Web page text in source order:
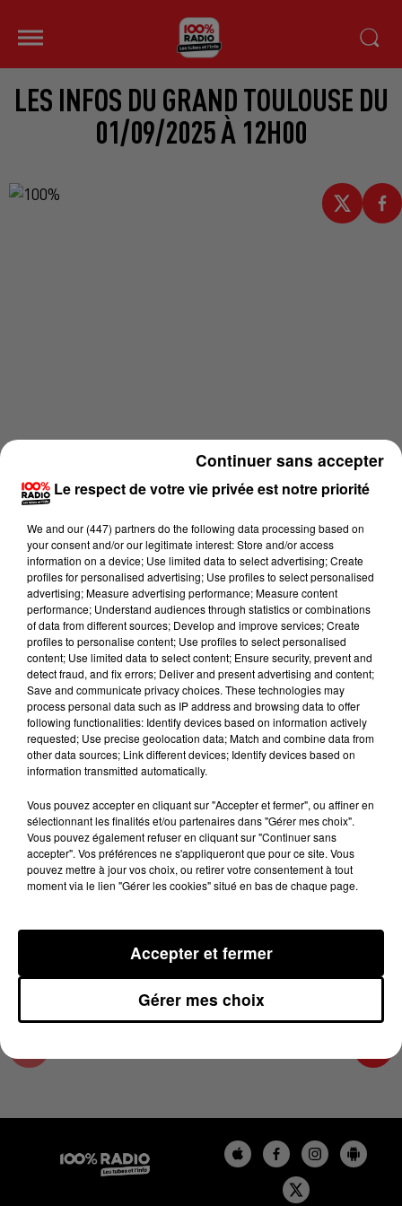
LES INFOS DU GRAND TOULOUSE DU
01/09/2025 À 12H00
Lecture (3 min 15 sec)
100%
100% Radio les infos du grand Toulouse
1er septembre 2025 - 3 min 15 sec
LES INFOS DU GRAND TOULOUSE DU
01/09/2025 À 12H00
Podcasts infos du grand Toulouse
Le respect de votre vie privée est notre priorité
We and our (447) partnersdo the following data processing based on
your consent and/or our legitimate interest: Store and/or access
information on a device; Use limited data to select advertising; Create
profiles for personalised advertising; Use profiles to select personalised
advertising; Measure advertising performance; Measure content
performance; Understand audiences through statistics or combinations
of data from different sources; Develop and improve services; Create
profiles to personalise content; Use profiles to select personalised
content; Use limited data to select content; Ensure security, prevent and
detect fraud, and fix errors; Deliver and present advertising and content;
Save and communicate privacy choices. These technologies may
process personal data such as IP address and browsing data to offer
following functionalities: Identify devices based on information actively
requested; Use precise geolocation data; Match and combine data from
other data sources; Link different devices; Identify devices based on
information transmitted automatically.
Vous pouvez accepter en cliquant sur "Accepter et fermer", ou affiner en
sélectionnant les finalités et/ou partenaires dans "Gérer mes choix".
Vous pouvez également refuser en cliquant sur "Continuer sans
accepter". Vos préférences ne s'appliqueront que pour ce site. Vous
pouvez mettre à jour vos choix, ou retirer votre consentement à tout
moment via le lien "Gérer les cookies" situé en bas de chaque page.
Gérer mes choix
Accepter et fermer
Continuer sans accepter